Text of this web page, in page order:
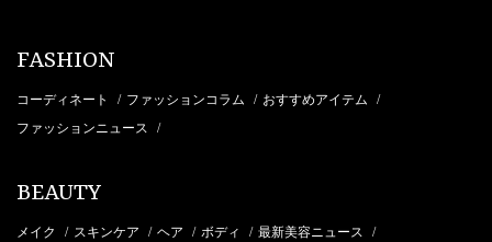
FASHION
コーディネート / ファッションコラム / おすすめアイテム /
ファッションニュース /
BEAUTY
メイク / スキンケア / ヘア / ボディ / 最新美容ニュース /